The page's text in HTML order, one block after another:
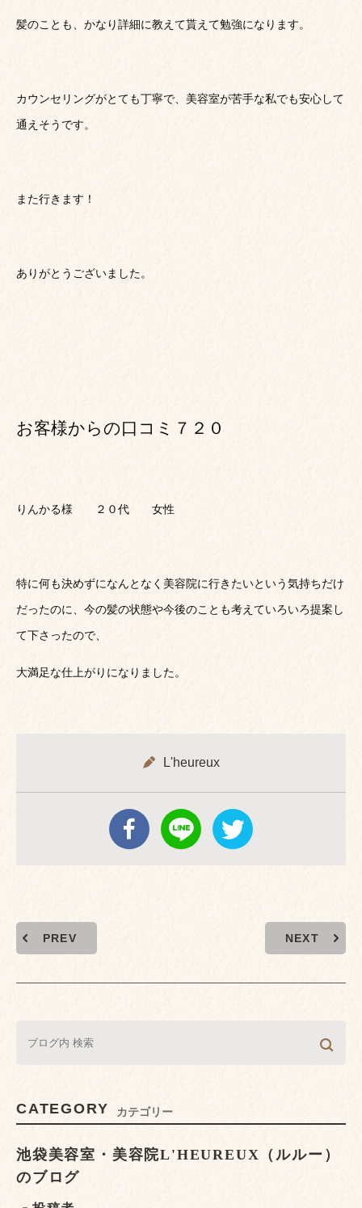
髪のことも、かなり詳細に教えて貰えて勉強になります。
カウンセリングがとても丁寧で、美容室が苦手な私でも安心して
通えそうです。
また行きます！
ありがとうございました。
お客様からの口コミ７２０
りんかる様 ２０代 女性
特に何も決めずになんとなく美容院に行きたいという気持ちだけ
だったのに、今の髪の状態や今後のことも考えていろいろ提案し
て下さったので、
大満足な仕上がりになりました。
L'heureux
PREV NEXT
CATEGORY カテゴリー
池袋美容室・美容院L'HEUREUX（ルルー）
のブログ